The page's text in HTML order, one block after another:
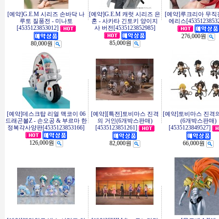
[예약]G.E.M 시리즈 손바닥 나
루토 질풍전 - 미나토
[4535123853012]
80,000원
[예약]G.E.M 캐럿 시리즈 은
혼 - 사카타 긴토키 양이지
사 버전[4535123852985]
85,000원
[예약]루크리아 무직
에리스
276,000원
[예약]데스크탑 리얼 맥코이 06
드래곤볼Z - 손오공 & 부르마 한
정복각사양판[4535123853166]
126,000원
[예약][특전]토비마스 진격
의 거인(6개박스판매)
[4535123851261]
82,000원
[예약]토비마스 진격
(6개박스판매)
[4535123849527]
66,000원